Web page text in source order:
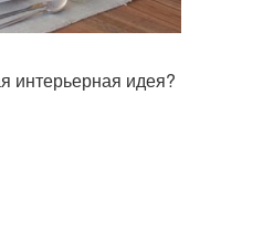
интерьерная идея?